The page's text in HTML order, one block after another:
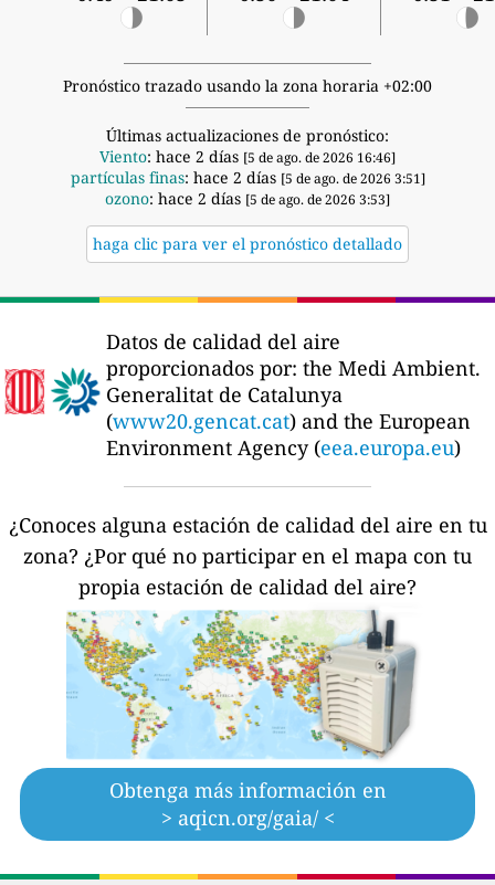
Pronóstico trazado usando la zona horaria +02:00
Últimas actualizaciones de pronóstico:
Viento: hace 2 días [5 de ago. de 2026 16:46]
partículas finas: hace 2 días [5 de ago. de 2026 3:51]
ozono: hace 2 días [5 de ago. de 2026 3:53]
haga clic para ver el pronóstico detallado
Datos de calidad del aire
proporcionados por: the Medi Ambient.
Generalitat de Catalunya
(www20.gencat.cat) and the European
Environment Agency (eea.europa.eu)
¿Conoces alguna estación de calidad del aire en tu
zona? ¿Por qué no participar en el mapa con tu
propia estación de calidad del aire?
Obtenga más información en
> aqicn.org/gaia/ <